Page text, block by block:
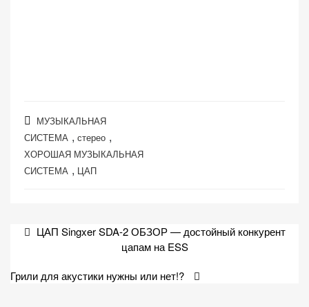
МУЗЫКАЛЬНАЯ
СИСТЕМА , стерео ,
ХОРОШАЯ МУЗЫКАЛЬНАЯ
СИСТЕМА , ЦАП
Навигация
записям
ЦАП Singxer SDA-2 ОБЗОР — достойный конкурент
цапам на ESS
Грили для акустики нужны или нет!?